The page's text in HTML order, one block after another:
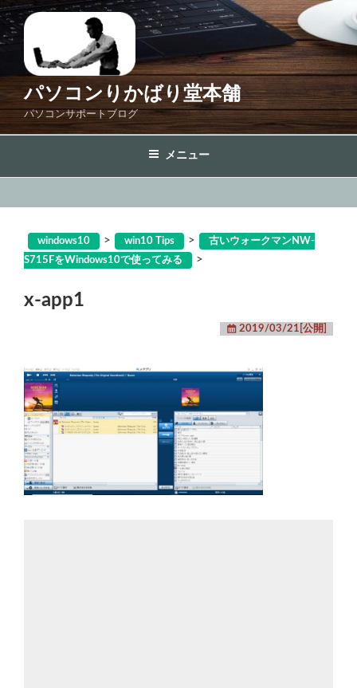
コ
ン
テ
ス
プ
パソコンりかばり堂本舗
パソコンサポートブログ
メニュー
windows10 > win10 Tips >
古いウォークマンNW-
S715FをWindows10で使ってみる
>
x-app1
2019/03/21[公開]